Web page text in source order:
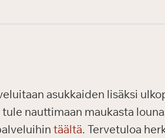
asukkaiden lisäksi
nauttimaan maukasta
täältä. Tervetuloa